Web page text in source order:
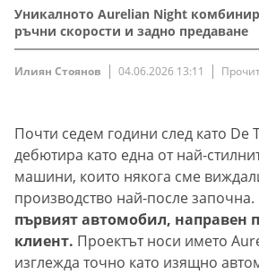
Уникалното Aurelian Night
ръчни скорости и задно предаване
Илиян Стоянов 04.06.2026 13:11
Почти седем години след като De
дебютира като една от най-
машини, които някога сме
производство най-после започна.
първият автомобил, направен
клиент. Проектът носи името
изглежда точно като изящно